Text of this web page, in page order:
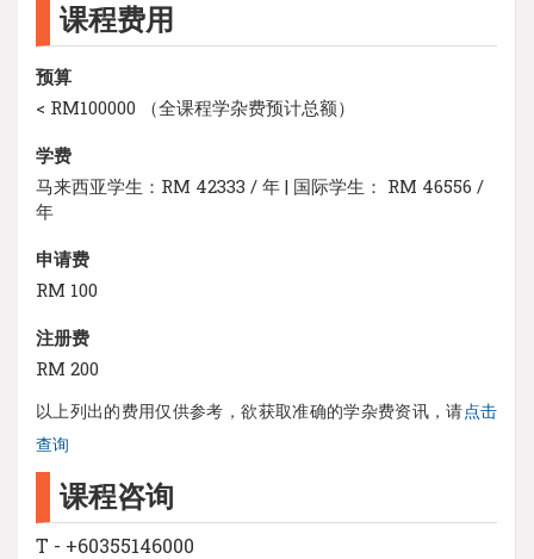
课程费用
预算
< RM100000 （全课程学杂费预计总额）
学费
马来西亚学生：RM 42333 / 年 | 国际学生： RM 46556 /
年
申请费
RM 100
注册费
RM 200
以上列出的费用仅供参考，欲获取准确的学杂费资讯，请点击
查询
课程咨询
T - +60355146000